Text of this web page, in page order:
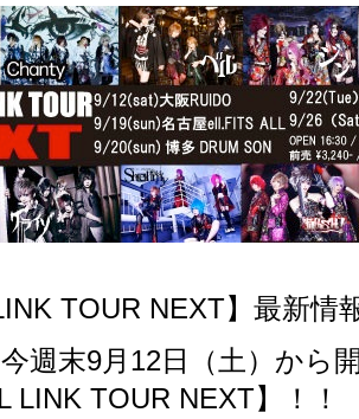
TOUR NEXT】最新情
週末9月12日（土）から
LINK TOUR NEXT】！！